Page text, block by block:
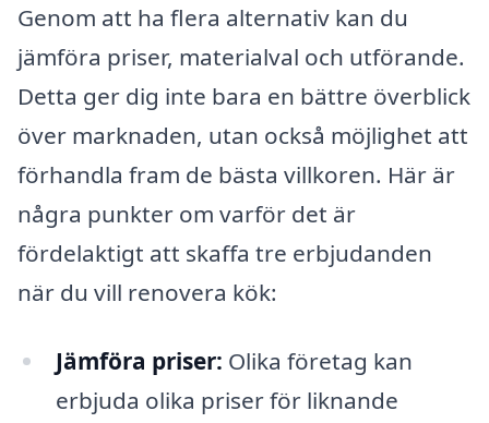
Genom att ha flera alternativ kan du
jämföra priser, materialval och utförande.
Detta ger dig inte bara en bättre överblick
över marknaden, utan också möjlighet att
förhandla fram de bästa villkoren. Här är
några punkter om varför det är
fördelaktigt att skaffa tre erbjudanden
när du vill renovera kök:
Jämföra priser: Olika företag kan
erbjuda olika priser för liknande